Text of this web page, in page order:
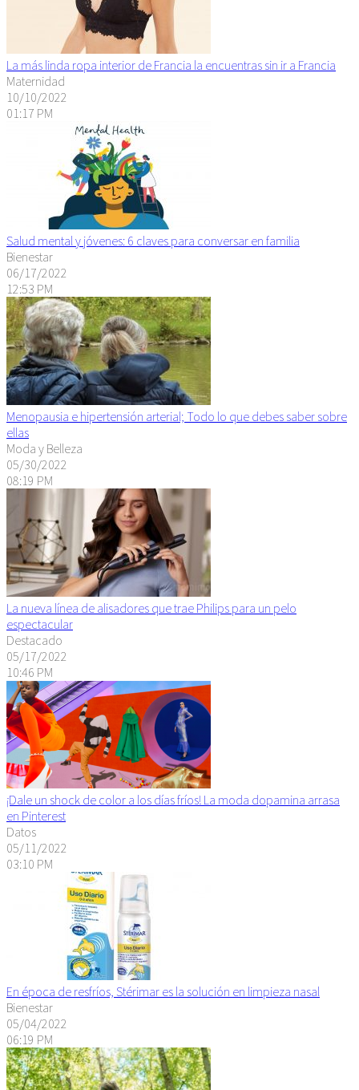
La más linda ropa interior de Francia la encuentras sin ir a Francia
Maternidad
10/10/2022
01:17 PM
Salud mental y jóvenes: 6 claves para conversar en familia
Bienestar
06/17/2022
12:53 PM
Menopausia e hipertensión arterial; Todo lo que debes saber sobre
ellas
Moda y Belleza
05/30/2022
08:19 PM
La nueva línea de alisadores que trae Philips para un pelo
espectacular
Destacado
05/17/2022
10:46 PM
¡Dale un shock de color a los días fríos! La moda dopamina arrasa
en Pinterest
Datos
05/11/2022
03:10 PM
En época de resfríos, Stérimar es la solución en limpieza nasal
Bienestar
05/04/2022
06:19 PM